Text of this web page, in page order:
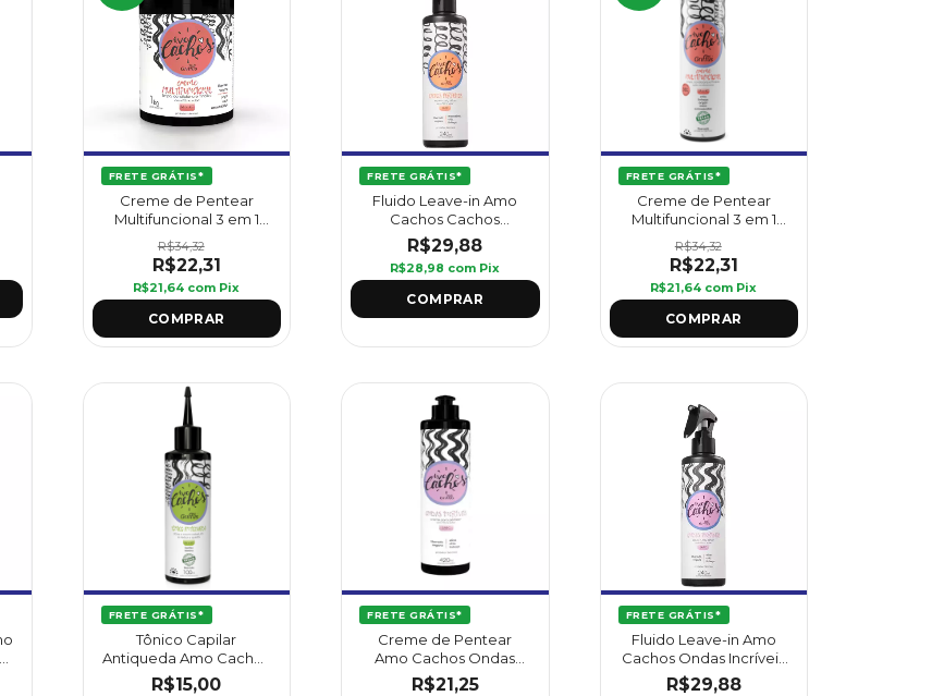
FRETE GRÁTIS*
Creme de Pentear
Multifuncional 3 em 1
Amo Cachos 1 kg -
Griffus
R$34,32
R$22,31
R$21,64 com Pix
FRETE GRÁTIS*
Fluido Leave-in Amo
Cachos Cachos
Perfeitos 240 ml - Griffus
R$29,88
R$28,98 com Pix
FRETE GRÁTIS*
Creme de Pentear
Multifuncional 3 em 1
Amo Cachos 1L - Griffus
R$34,32
R$22,31
R$21,64 com Pix
FRETE GRÁTIS*
Tônico Capilar
Antiqueda Amo Cachos
100 ml - Griffus
R$15,00
FRETE GRÁTIS*
Creme de Pentear
Amo Cachos Ondas
Incríveis 420 ml - Griffus
R$21,25
FRETE GRÁTIS*
Fluido Leave-in Amo
Cachos Ondas Incríveis
240 ml - Griffus
R$29,88